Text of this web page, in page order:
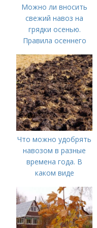
Можно ли вносить
свежий навоз на
грядки осенью.
Правила осеннего
Что можно удобрять
навозом в разные
времена года. В
каком виде